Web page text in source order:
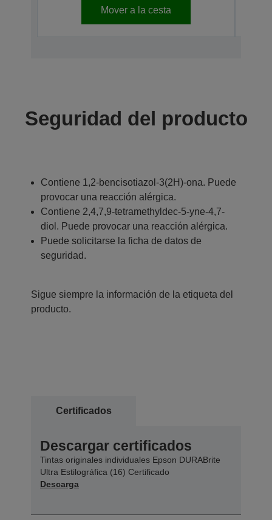
Mover a la cesta
Seguridad del producto
Contiene 1,2-bencisotiazol-3(2H)-ona. Puede
provocar una reacción alérgica.
Contiene 2,4,7,9-tetramethyldec-5-yne-4,7-
diol. Puede provocar una reacción alérgica.
Puede solicitarse la ficha de datos de
seguridad.
Sigue siempre la información de la etiqueta del
producto.
Certificados
Descargar certificados
Tintas originales individuales Epson DURABrite
Ultra Estilográfica (16) Certificado
Descarga